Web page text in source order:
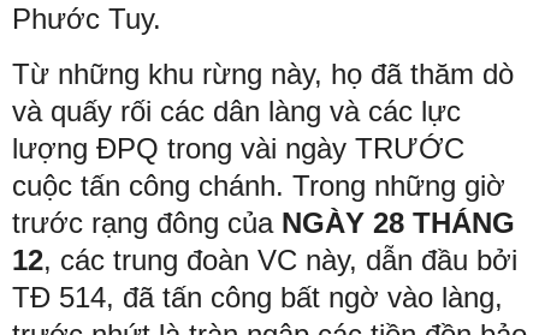
Phước Tuy.
Từ những khu rừng này, họ đã thăm dò
và quấy rối các dân làng và các lực
lượng ĐPQ trong vài ngày TRƯỚC
cuộc tấn công chánh. Trong những giờ
trước rạng đông của NGÀY 28 THÁNG
12, các trung đoàn VC này, dẫn đầu bởi
TĐ 514, đã tấn công bất ngờ vào làng,